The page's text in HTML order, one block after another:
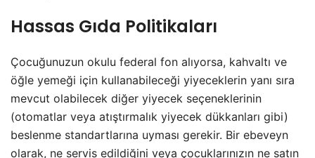
Hassas Gıda Politikaları
Çocuğunuzun okulu federal fon alıyorsa, kahvaltı ve
öğle yemeği için kullanabileceği yiyeceklerin yanı sıra
mevcut olabilecek diğer yiyecek seçeneklerinin
(otomatlar veya atıştırmalık yiyecek dükkanları gibi)
beslenme standartlarına uyması gerekir. Bir ebeveyn
olarak, ne servis edildiğini veya çocuklarınızın ne satın